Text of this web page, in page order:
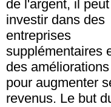
de l'argent, il peut
investir dans des
entreprises
supplémentaires
des améliorations
pour augmenter
revenus. Le but